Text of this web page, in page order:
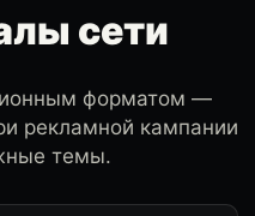
сети
форматом —
рекламной кампании
темы.